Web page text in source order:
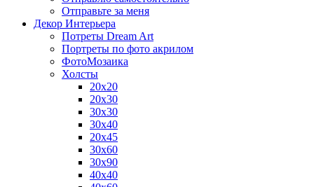
Отправьте за меня
Декор Интерьера
Потреты Dream Art
Портреты по фото акрилом
ФотоМозаика
Холсты
20х20
20х30
30х30
30х40
20х45
30х60
30х90
40х40